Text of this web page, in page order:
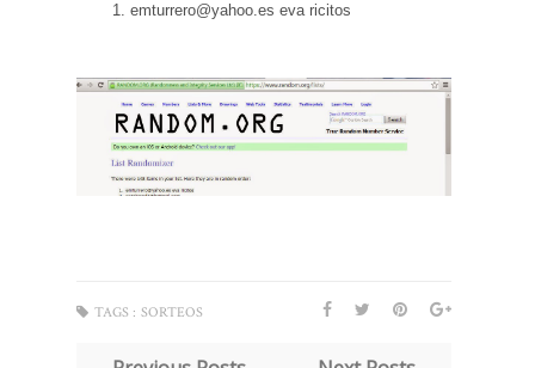
emturrero@yahoo.es eva ricitos
TAGS : SORTEOS